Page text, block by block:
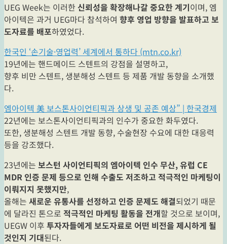
UEG Week는 이러한 신뢰성을 확장해나갈 중요한 계기이며, 엠
아이텍은 과거 UEG마다 참석하여 향후 영업 방향을 발표하고 보
도자료를 배포하였었다.
한국인 ‘손기술·영업력’ 세계에서 통하다 (mtn.co.kr)
19년에는 핸드메이드 스텐트의 강점을 설명하고,
향후 비만 스텐트, 생분해성 스텐트 등 제품 개발 동향을 소개했
다.
엠아이텍 美 보스톤사이언티픽과 상생 및 공존 예상” | 한국경제
22년에는 보스톤사이언티픽과의 인수가 중요한 화두였다.
또한, 생분해성 스텐트 개발 동향, 수술현장 수요에 대한 대응력
등을 강조했다.
23년에는 보스턴 사이언티픽의 엠아이텍 인수 무산, 유럽 CE
MDR 인증 문제 등으로 인해 수출도 저조하고 적극적인 마케팅이
이뤄지지 못했지만,
올해는 새로운 유통사를 선정하고 인증 문제도 해결되었기 때문
에 달라진 톤으로 적극적인 마케팅 활동을 전개할 것으로 보이며,
UEGW 이후 투자자들에게 보도자료로 어떤 비전을 제시하게 될
것인지 기대된다.